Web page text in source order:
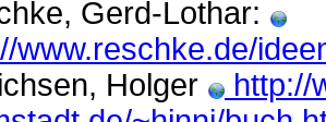
Gerd-Lothar:
www.reschke.de/
Holger
http://